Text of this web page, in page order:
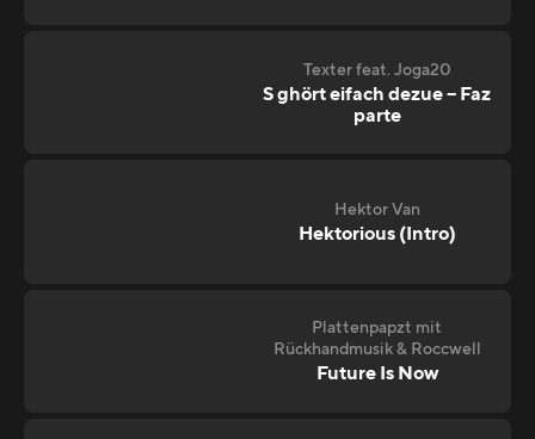
Texter feat. Joga20
S ghört eifach dezue – Faz
parte
Hektor Van
Hektorious (Intro)
Plattenpapzt mit
Rückhandmusik & Roccwell
Future Is Now